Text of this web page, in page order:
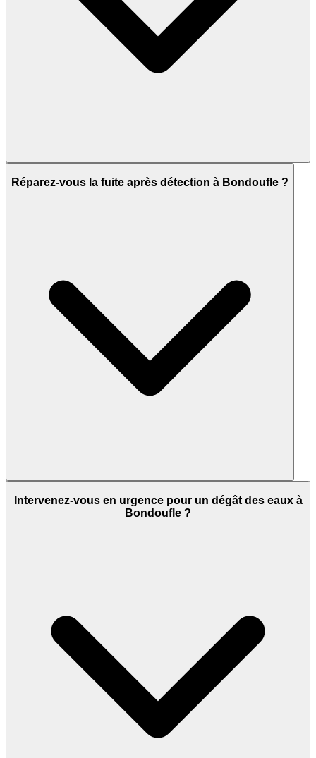
Réparez-vous la fuite après détection à Bondoufle ?
Intervenez-vous en urgence pour un dégât des eaux à
Bondoufle ?